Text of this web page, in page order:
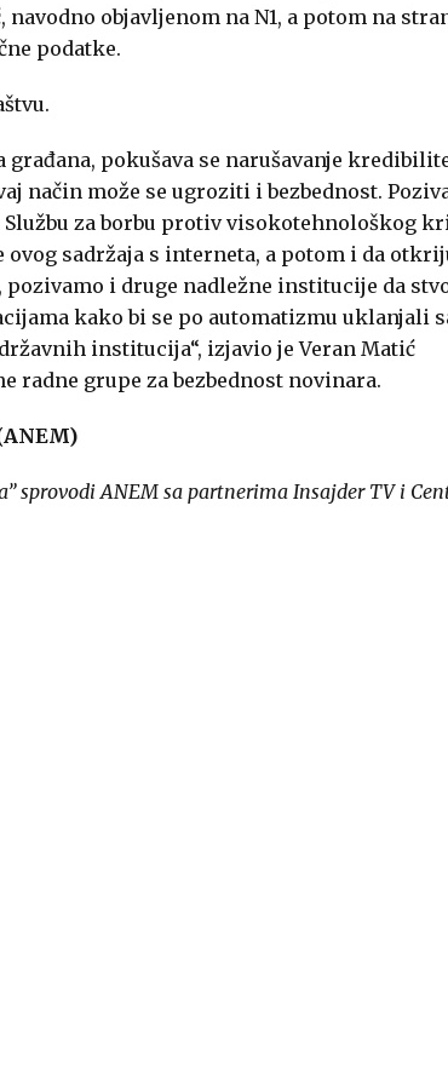
objavljenom na N1, a potom na
podatke.
pokušava se narušavanje
način može se ugroziti i bezbednost.
za borbu protiv visokotehnološkog
ovog sadržaja s interneta, a potom i da
i druge nadležne institucije da
kako bi se po automatizmu uklanjali
institucija“, izjavio je Veran Matić
radne grupe za bezbednost novinara.
sprovodi ANEM sa partnerima Insajder TV i